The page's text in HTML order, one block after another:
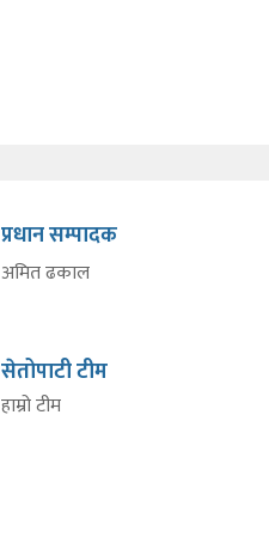
प्रधान सम्पादक
अमित ढकाल
सेतोपाटी टीम
हाम्रो टीम